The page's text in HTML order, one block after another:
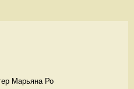
Марьяна Ро